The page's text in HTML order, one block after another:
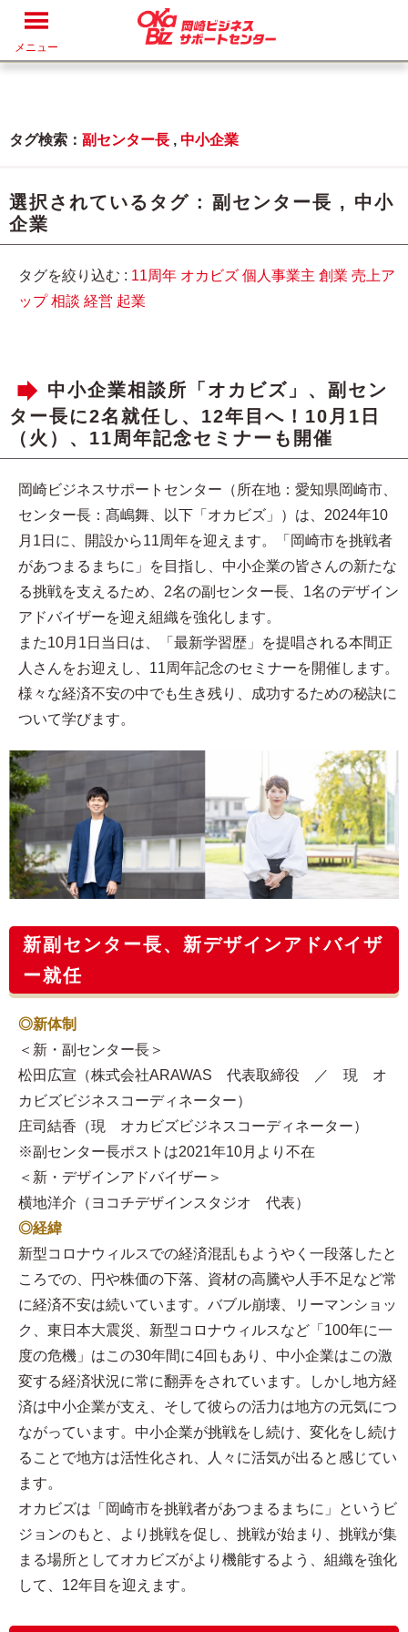
メニュー
タグ検索： 副センター長 , 中小企業
選択されているタグ : 副センター長 , 中小
企業
タグを絞り込む : 11周年 オカビズ 個人事業主 創業 売上ア
ップ 相談 経営 起業
中小企業相談所「オカビズ」、副セン
ター長に2名就任し、12年目へ！10月1日
（火）、11周年記念セミナーも開催
岡崎ビジネスサポートセンター（所在地：愛知県岡崎市、
センター長：髙嶋舞、以下「オカビズ」）は、2024年10
月1日に、開設から11周年を迎えます。「岡崎市を挑戦者
があつまるまちに」を目指し、中小企業の皆さんの新たな
る挑戦を支えるため、2名の副センター長、1名のデザイン
アドバイザーを迎え組織を強化します。
また10月1日当日は、「最新学習歴」を提唱される本間正
人さんをお迎えし、11周年記念のセミナーを開催します。
様々な経済不安の中でも生き残り、成功するための秘訣に
ついて学びます。
新副センター長、新デザインアドバイザ
ー就任
◎新体制
＜新・副センター長＞
松田広宣（株式会社ARAWAS 代表取締役 ／ 現 オ
カビズビジネスコーディネーター）
庄司結香（現 オカビズビジネスコーディネーター）
※副センター長ポストは2021年10月より不在
＜新・デザインアドバイザー＞
横地洋介（ヨコチデザインスタジオ 代表）
◎経緯
新型コロナウィルスでの経済混乱もようやく一段落したと
ころでの、円や株価の下落、資材の高騰や人手不足など常
に経済不安は続いています。バブル崩壊、リーマンショッ
ク、東日本大震災、新型コロナウィルスなど「100年に一
度の危機」はこの30年間に4回もあり、中小企業はこの激
変する経済状況に常に翻弄をされています。しかし地方経
済は中小企業が支え、そして彼らの活力は地方の元気につ
ながっています。中小企業が挑戦をし続け、変化をし続け
ることで地方は活性化され、人々に活気が出ると感じてい
ます。
オカビズは「岡崎市を挑戦者があつまるまちに」というビ
ジョンのもと、より挑戦を促し、挑戦が始まり、挑戦が集
まる場所としてオカビズがより機能するよう、組織を強化
して、12年目を迎えます。